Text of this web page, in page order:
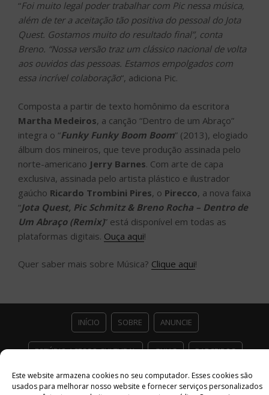
Este website armazena cookies no seu computador. Esses cookies são
usados ​​para melhorar nosso website e fornecer serviços personalizados
“Foi muito legal poder trabalhar com Pic nessa música,
além de ter a aceitação tão positiva do pessoal do Jota
Quest. Gostamos muito do resultado final”, conta
Breno. “Nossa versão traz um clássico nacional de volta
aos ouvidos das pessoas. Estamos empolgados com
essa incrível colaboração“, adiciona Pic.
Composta a partir de texto homônimo da escritora
Martha Medeiros, a canção “Dentro de um Abraço”
integra o “Funky Funky Boom Boom” (2013), elogiado
álbum dos mineiros, que teve produção assinada pelo
norte-americano Jerry Barnes. Com arte de capa
exclusiva, assinada pelo artista plástico e ilustrador
gaúcho Ricardo Trombini Pires, o Pirecco, a nova faixa
“Jota Quest, Pic Schmitz & Breno Rocha – Dentro de
Um Abraço (Remix)” está disponível em todas as
plataformas digitais. Ouça aqui!
Quer saber mais sobre Música? Clique aqui!
INÍCIO SOBRE ANUNCIE
ESTÚDIO ACESSO CULTURAL GUIAS PARCEIROS
CONTATO POLÍTICA DE PRIVACIDADE